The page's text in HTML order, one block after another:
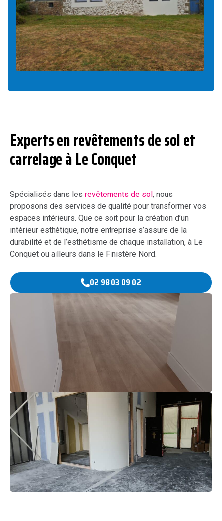
Experts en revêtements de sol et
carrelage à Le Conquet
Spécialisés dans les revêtements de sol , nous
proposons des services de qualité pour transformer vos
espaces intérieurs. Que ce soit pour la création d’un
intérieur esthétique, notre entreprise s’assure de la
durabilité et de l’esthétisme de chaque installation, à Le
Conquet ou ailleurs dans le Finistère Nord.
02 98 03 09 02